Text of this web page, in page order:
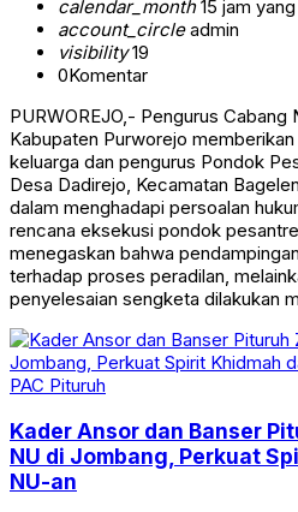
calendar_month15 jam yang
account_circleadmin
visibility19
0Komentar
PURWOREJO,- Pengurus Cabang
Kabupaten Purworejo
keluarga dan pengurus Pondok
Desa Dadirejo, Kecamatan
dalam menghadapi persoalan
rencana eksekusi pondok
menegaskan bahwa
terhadap proses peradilan,
penyelesaian sengketa dilakukan
PAC Pituruh
Kader Ansor dan Banser
NU di Jombang, Perkuat
NU-an